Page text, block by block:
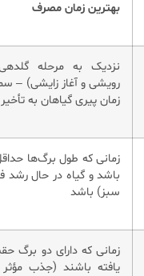
بهترین زمان مصرف
نزدیک به مرحله
رویشی و آغاز زایشی) –
زمان پیری گیاهان به
باشد و گیاه در حال رشد
سبز) باشد
زمانی که دارای دو برگ
یافته باشند (جذب